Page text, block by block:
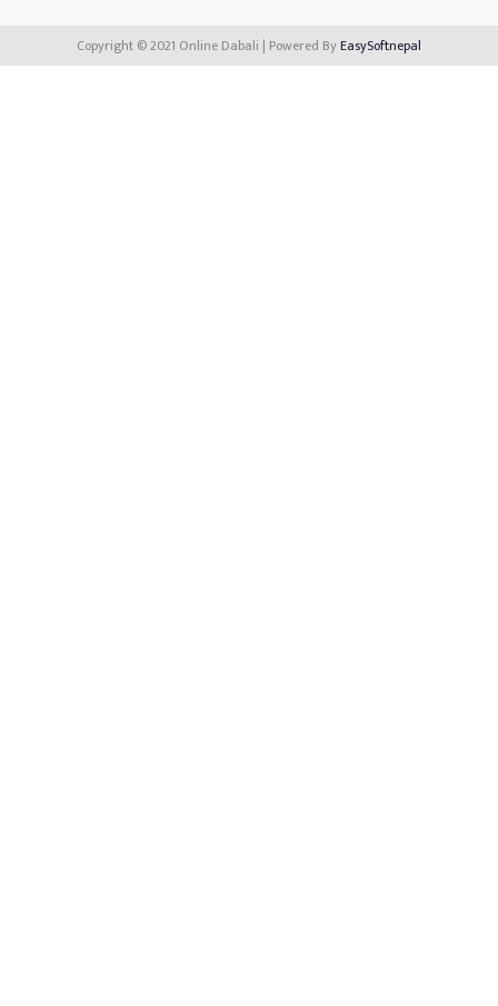
Copyright © 2021 Online Dabali | Powered ByEasySoftnepal